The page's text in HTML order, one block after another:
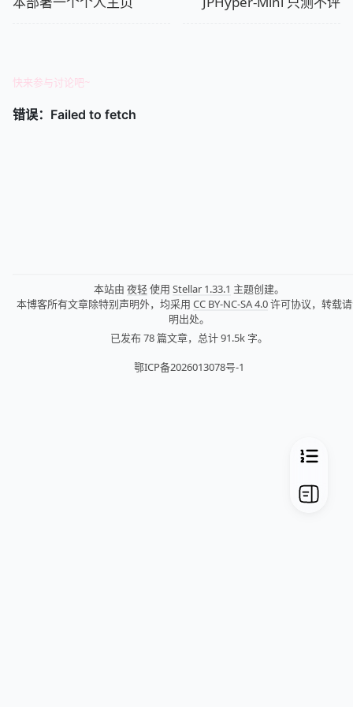
快来参与讨论吧~
本站由 夜轻使用 Stellar 1.33.1 主题创建。
本博客所有文章除特别声明外，均采用 CC BY-NC-SA 4.0许可协议，转载
明出处。
已发布 78 篇文章， 总计 91.5k 字。
鄂ICP备2026013078号-1